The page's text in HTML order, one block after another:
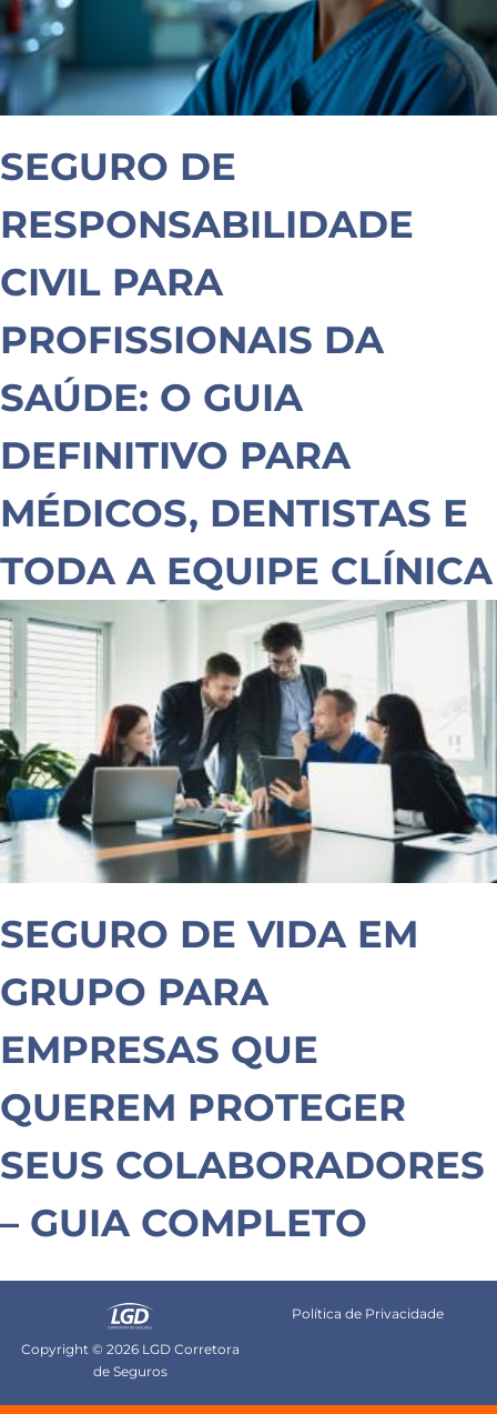
SEGURO DE
RESPONSABILIDADE
CIVIL PARA
PROFISSIONAIS DA
SAÚDE: O GUIA
DEFINITIVO PARA
MÉDICOS, DENTISTAS E
TODA A EQUIPE CLÍNICA
SEGURO DE VIDA EM
GRUPO PARA
EMPRESAS QUE
QUEREM PROTEGER
SEUS COLABORADORES
– GUIA COMPLETO
Copyright © 2026 LGD Corretora
de Seguros
Política de Privacidade